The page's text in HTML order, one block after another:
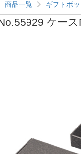
号
で
商品一覧 ギフトボ
ケー